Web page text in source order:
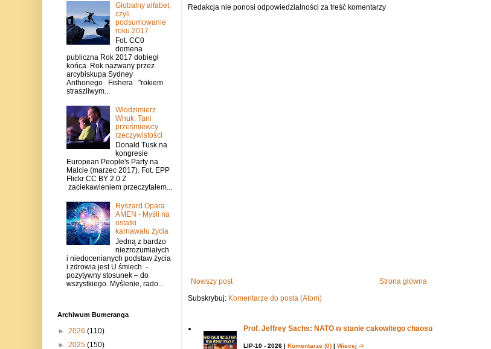
Redakcja nie ponosi odpowiedzialności za treść komentarzy
Nowszy post
Strona główna
Subskrybuj: Komentarze do posta (Atom)
Prof. Jeffrey Sachs: NATO w stanie cakowitego chaosu
LIP-10 - 2026 | Komentarze (0)| Wiecej ->
Globalny alfabet,
czyli
podsumowanie
roku 2017
Fot. CC0
domena
publiczna Rok 2017 dobiegł
końca. Rok nazwany przez
arcybiskupa Sydney
Anthonego Fishera "rokiem
straszliwym...
Włodzimierz
Wnuk: Tani
prześmiewcy
rzeczywistości
Donald Tusk na
kongresie
European People's Party na
Malcie (marzec 2017). Fot. EPP
Flickr CC BY 2.0 Z
zaciekawieniem przeczytałem...
Ryszard Opara:
AMEN - Myśli na
ostatki
karnawału życia
Jedną z bardzo
niezrozumiałych
i niedocenianych podstaw życia
i zdrowia jest U śmiech -
pozytywny stosunek – do
wszystkiego. Myślenie, rado...
Archiwum Bumeranga
► 2026 (110)
► 2025 (150)